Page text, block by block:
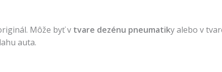
Môže byť v tvare dezénu pneumatiky alebo v
auta.